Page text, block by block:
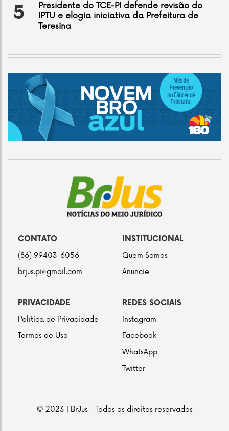
5
Presidente do TCE-PI defende revisão do
IPTU e elogia iniciativa da Prefeitura de
Teresina
CONTATO
(86) 99403-6056
brjus.pi@gmail.com
INSTITUCIONAL
Quem Somos
Anuncie
PRIVACIDADE
Política de Privacidade
Termos de Uso
REDES SOCIAIS
Instagram
Facebook
WhatsApp
Twitter
© 2023 | BrJus - Todos os direitos reservados